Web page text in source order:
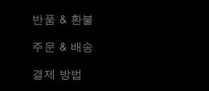
반품 & 환불
주문 & 배송
결제 방법